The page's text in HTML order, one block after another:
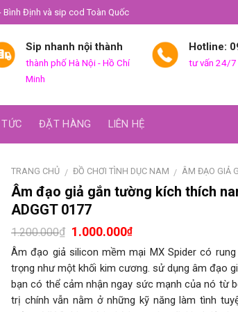
Bình Định và sip cod Toàn Quốc
Sip nhanh nội thành
thành phố Hà Nội - Hồ Chí
Minh
Hotline:
tư vấn 24/7
ĐẶT HÀNG LIÊN HỆ
TRANG CHỦ / ĐỒ CHƠI TÌNH DỤC NAM / ÂM ĐẠO GIẢ
Âm đạo giả gắn tường kích thích
ADGGT 0177
1.200.000₫ 1.000.000₫
Âm đạo giả silicon mềm mại MX Spider có
trọng như một khối kim cương. sử dụng âm đạo
bạn có thể cảm nhận ngay sức mạnh của nó từ
trị chính vẫn nằm ở những kỹ năng làm tình